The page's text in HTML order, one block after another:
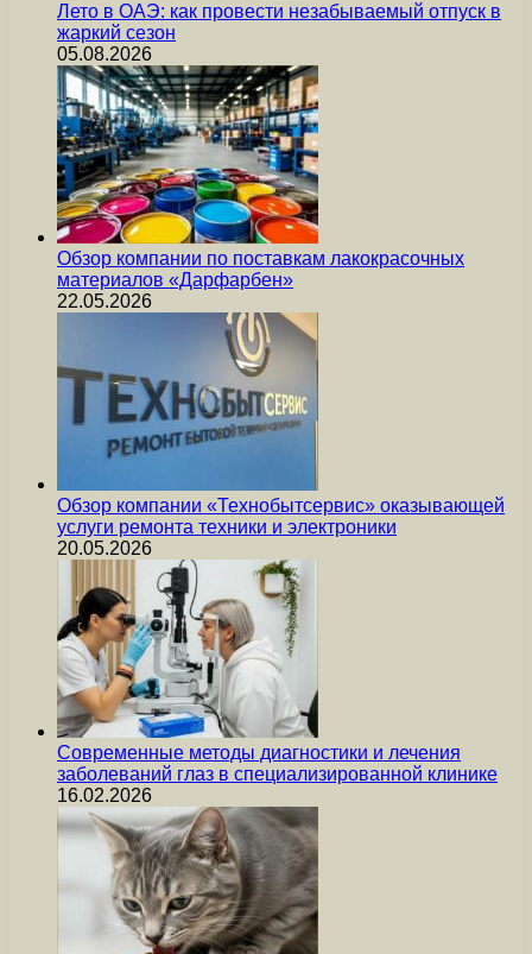
Лето в ОАЭ: как провести незабываемый отпуск в
жаркий сезон
05.08.2026
Обзор компании по поставкам лакокрасочных
материалов «Дарфарбен»
22.05.2026
Обзор компании «Технобытсервис» оказывающей
услуги ремонта техники и электроники
20.05.2026
Современные методы диагностики и лечения
заболеваний глаз в специализированной клинике
16.02.2026